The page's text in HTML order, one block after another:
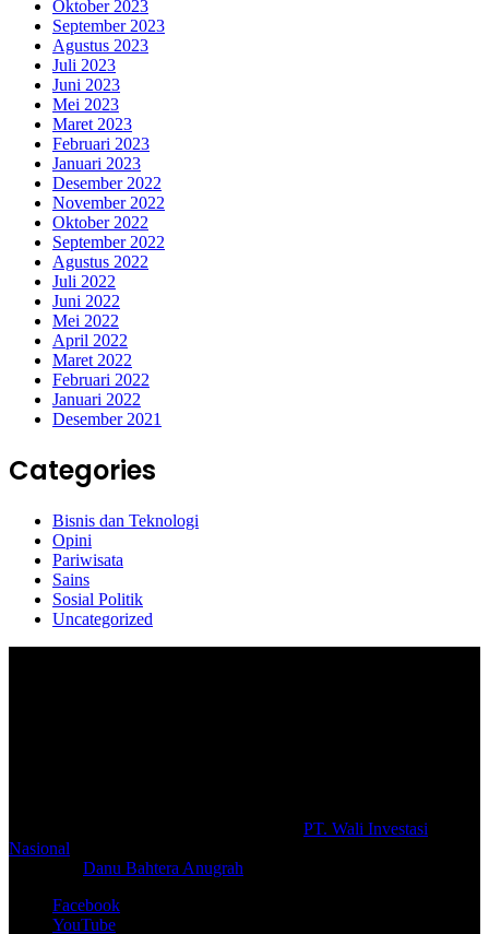
Oktober 2023
September 2023
Agustus 2023
Juli 2023
Juni 2023
Mei 2023
Maret 2023
Februari 2023
Januari 2023
Desember 2022
November 2022
Oktober 2022
September 2022
Agustus 2022
Juli 2022
Juni 2022
Mei 2022
April 2022
Maret 2022
Februari 2022
Januari 2022
Desember 2021
Categories
Bisnis dan Teknologi
Opini
Pariwisata
Sains
Sosial Politik
Uncategorized
PT. Wali Investasi
Nasional
Danu Bahtera Anugrah
Facebook
YouTube